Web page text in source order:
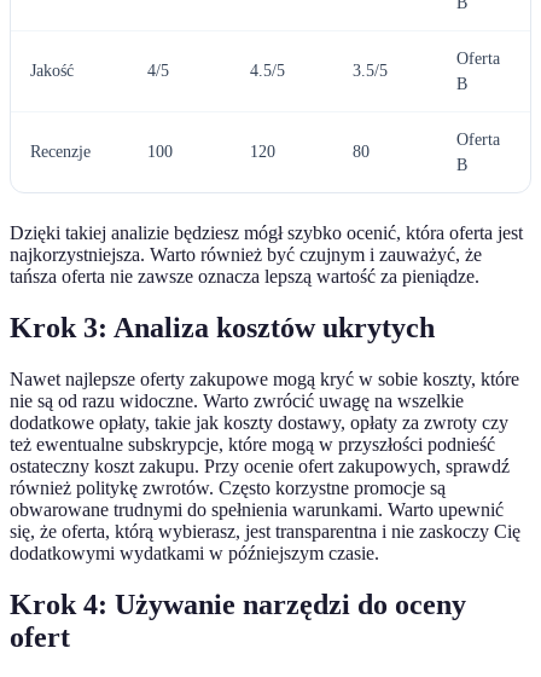
Jakość 4/5 4.5/5 3.5/5
Oferta
B
Recenzje 100 120 80
Oferta
B
Dzięki takiej analizie będziesz mógł szybko ocenić, która oferta jest
najkorzystniejsza. Warto również być czujnym i zauważyć, że
tańsza oferta nie zawsze oznacza lepszą wartość za pieniądze.
Krok 3: Analiza kosztów ukrytych
Nawet najlepsze oferty zakupowe mogą kryć w sobie koszty, które
nie są od razu widoczne. Warto zwrócić uwagę na wszelkie
dodatkowe opłaty, takie jak koszty dostawy, opłaty za zwroty czy
też ewentualne subskrypcje, które mogą w przyszłości podnieść
ostateczny koszt zakupu. Przy ocenie ofert zakupowych, sprawdź
również politykę zwrotów. Często korzystne promocje są
obwarowane trudnymi do spełnienia warunkami. Warto upewnić
się, że oferta, którą wybierasz, jest transparentna i nie zaskoczy Cię
dodatkowymi wydatkami w późniejszym czasie.
Krok 4: Używanie narzędzi do oceny
ofert